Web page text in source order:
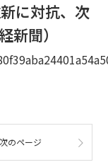
に対抗、次
新聞）
次のページ